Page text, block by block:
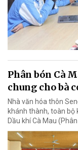
Phân bón Cà
chung cho bà
Nhà văn hóa thôn
khánh thành, toàn bộ
Dầu khí Cà Mau